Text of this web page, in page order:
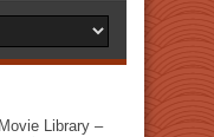
Movie Library –